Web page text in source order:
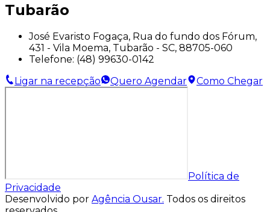
Tubarão
José Evaristo Fogaça, Rua do fundo dos Fórum,
431 - Vila Moema, Tubarão - SC, 88705-060
Telefone: (48) 99630-0142
Ligar na recepção
Quero Agendar Como Chegar
Política de
Privacidade
Desenvolvido por Agência Ousar. Todos os direitos